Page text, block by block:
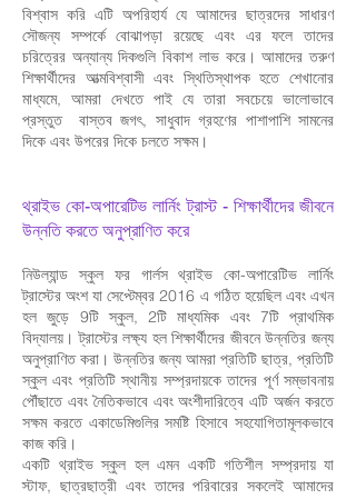
বিশ্বাস করি এটি অপরিহার্য যে আমাদের ছাত্রদের সাধারণ
সৌজন্য সম্পর্কে বোঝাপড়া রয়েছে এবং এর ফলে তাদের
চরিত্রের অন্যান্য দিকগুলি বিকাশ লাভ করে। আমাদের তরুণ
শিক্ষার্থীদের আত্মবিশ্বাসী এবং স্থিতিস্থাপক হতে শেখানোর
মাধ্যমে, আমরা দেখতে পাই যে তারা সবচেয়ে ভালোভাবে
প্রস্তুত বাস্তব জগৎ, সাধুবাদ গ্রহণের পাশাপাশি সামনের
দিকে এবং উপরের দিকে চলতে সক্ষম।
থ্রাইভ কো-অপারেটিভ লার্নিং ট্রাস্ট - শিক্ষার্থীদের জীবনে
উন্নতি করতে অনুপ্রাণিত করে
নিউল্যান্ড স্কুল ফর গার্লস থ্রাইভ কো-অপারেটিভ লার্নিং
ট্রাস্টের অংশ যা সেপ্টেম্বর 2016 এ গঠিত হয়েছিল এবং এখন
হল জুড়ে 9টি স্কুল, 2টি মাধ্যমিক এবং 7টি প্রাথমিক
বিদ্যালয়। ট্রাস্টের লক্ষ্য হল শিক্ষার্থীদের জীবনে উন্নতির জন্য
অনুপ্রাণিত করা। উন্নতির জন্য আমরা প্রতিটি ছাত্র, প্রতিটি
স্কুল এবং প্রতিটি স্থানীয় সম্প্রদায়কে তাদের পূর্ণ সম্ভাবনায়
পৌঁছাতে এবং নৈতিকভাবে এবং অংশীদারিত্বে এটি অর্জন করতে
সক্ষম করতে একাডেমিগুলির সমষ্টি হিসাবে সহযোগিতামূলকভাবে
কাজ করি।
একটি থ্রাইভ স্কুল হল এমন একটি গতিশীল সম্প্রদায় যা
স্টাফ, ছাত্রছাত্রী এবং তাদের পরিবারের সকলেই আমাদের